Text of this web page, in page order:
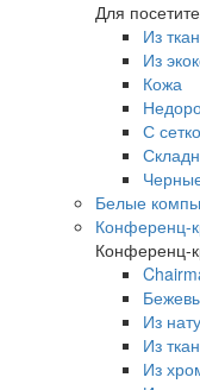
Для
Из
Из
Кожа
С
Белые
Конференц-
Конференц-
Из
Из
Из